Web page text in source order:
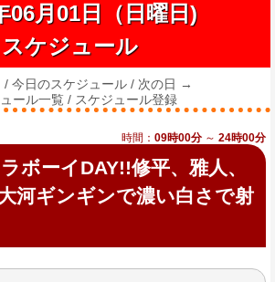
06月01日（日曜日)
ケジュール
/ 今日のスケジュール / 次の日 →
ール一覧 / スケジュール登録
時間： 09時00分 ～ 24時00分
ボーイDAY!!修平、雅人、
河ギンギンで濃い白さで射